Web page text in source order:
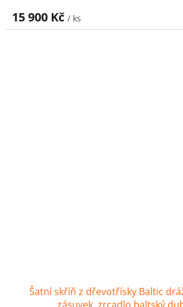
15 900 Kč / ks
Šatní skříň z dřevotřísky Baltic